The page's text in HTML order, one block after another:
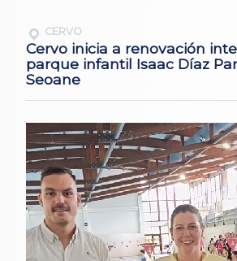
CERVO
Cervo inicia a renovación
parque infantil Isaac Díaz
Seoane